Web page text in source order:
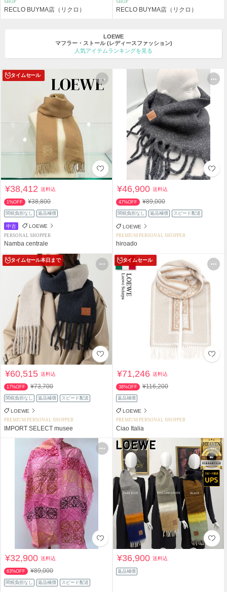
SHOP
RECLO BUYMA店（リクロ）
SHOP
RECLO BUYMA店（リクロ）
LOEWE
マフラー・ストール (レディースファッション)
人気アイテムランキングを見る
タイムセール
¥38,412送料込
1%OFF ¥38,800
関税負担なし 返品補償
中古 LOEWE
PERSONAL SHOPPER
Namba centrale
¥46,900送料込
47%OFF ¥89,000
関税負担なし 返品補償 スピード配送
LOEWE
PREMIUM PERSONAL SHOPPER
hiroado
タイムセール本日まで
¥60,515送料込
17%OFF ¥73,700
関税負担なし 返品補償 スピード配送
LOEWE
PREMIUM PERSONAL SHOPPER
IMPORT SELECT musee
タイムセール
¥71,246送料込
38%OFF ¥116,200
返品補償
LOEWE
PREMIUM PERSONAL SHOPPER
Ciao Italia
¥32,900送料込
63%OFF ¥89,000
関税負担なし 返品補償 スピード配送
¥36,900送料込
返品補償